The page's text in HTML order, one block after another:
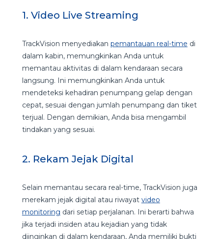
1. Video Live Streaming
TrackVision menyediakan pemantauan real-time di
dalam kabin, memungkinkan Anda untuk
memantau aktivitas di dalam kendaraan secara
langsung. Ini memungkinkan Anda untuk
mendeteksi kehadiran penumpang gelap dengan
cepat, sesuai dengan jumlah penumpang dan tiket
terjual. Dengan demikian, Anda bisa mengambil
tindakan yang sesuai.
2. Rekam Jejak Digital
Selain memantau secara real-time, TrackVision juga
merekam jejak digital atau riwayat video
monitoring dari setiap perjalanan. Ini berarti bahwa
jika terjadi insiden atau kejadian yang tidak
diinginkan di dalam kendaraan, Anda memiliki bukti